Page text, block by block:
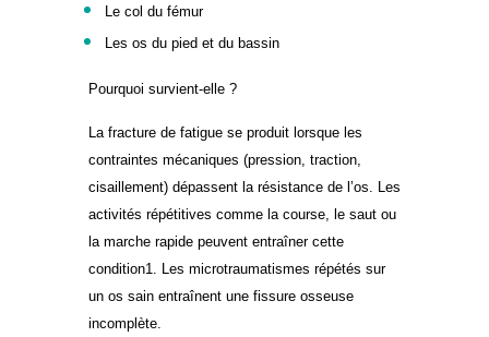
Le col du fémur
Les os du pied et du bassin
Pourquoi survient-elle ?
La fracture de fatigue se produit lorsque les
contraintes mécaniques (pression, traction,
cisaillement) dépassent la résistance de l’os. Les
activités répétitives comme la course, le saut ou
la marche rapide peuvent entraîner cette
condition1. Les microtraumatismes répétés sur
un os sain entraînent une fissure osseuse
incomplète.